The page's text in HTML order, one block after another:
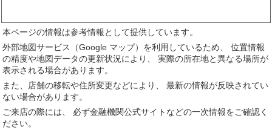
本ページの情報は参考情報として提供しています。
外部地図サービス（Google マップ）を利用しているため、 位置情報
の精度や地図データの更新状況により、 実際の所在地と異なる場所が
表示される場合があります。
また、店舗の移転や住所変更などにより、 最新の情報が反映されてい
ない場合があります。
ご来店の際には、 必ず金融機関公式サイトなどの一次情報をご確認く
ださい。